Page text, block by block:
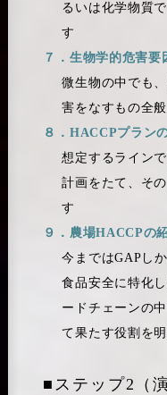
るいは化学物質
す
７．生物学的危害要
微生物の中でも
害をなすもの全
８．HACCPプラン
想定するライン
計画をたて、そ
す
９．農場HACCPの
今まではGAPし
食品安全に特化
ードチェーンの
て果たす役割を
■ステップ2（